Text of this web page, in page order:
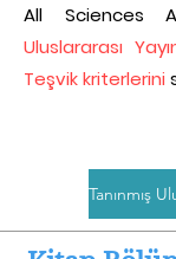
All Sciences
Uluslararası
Teşvik kriterlerini